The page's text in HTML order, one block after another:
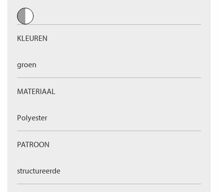
KLEUREN
groen
MATERIAAL
Polyester
PATROON
structureerde